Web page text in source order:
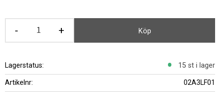
+
- Köp
Lagerstatus 15 st i lager
Artikelnr 02A3LF01